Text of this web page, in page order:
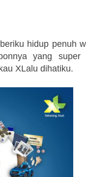
hidup penuh
yang super
XLalu dihatiku.